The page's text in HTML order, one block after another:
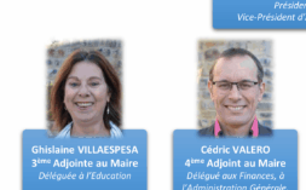
les démarches de
ans. Une inscription d’office
fait d’un recensement tardif
le recensement.